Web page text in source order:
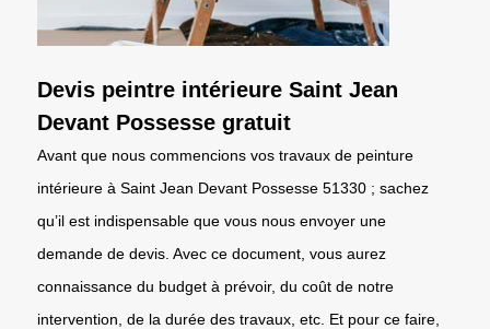
Devis peintre intérieure Saint Jean
Devant Possesse gratuit
Avant que nous commencions vos travaux de peinture
intérieure à Saint Jean Devant Possesse 51330 ; sachez
qu’il est indispensable que vous nous envoyer une
demande de devis. Avec ce document, vous aurez
connaissance du budget à prévoir, du coût de notre
intervention, de la durée des travaux, etc. Et pour ce faire,